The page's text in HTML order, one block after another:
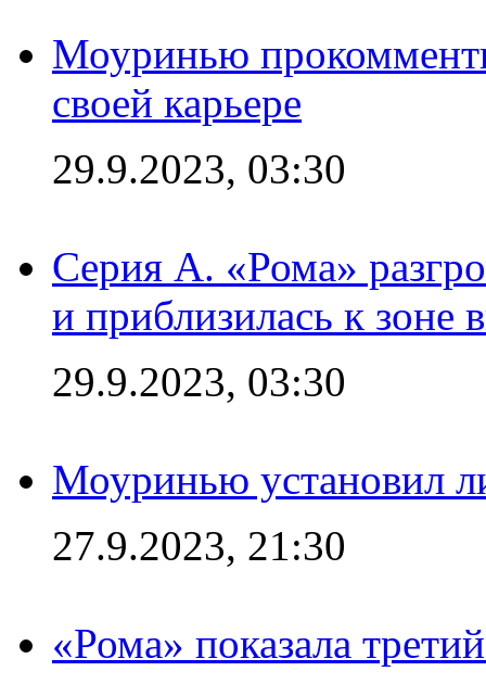
Моуринью
своей карьере
29.9.2023, 03:30
Серия А. «Рома»
и приблизилась к зоне
29.9.2023, 03:30
Моуринью установил
27.9.2023, 21:30
«Рома» показала